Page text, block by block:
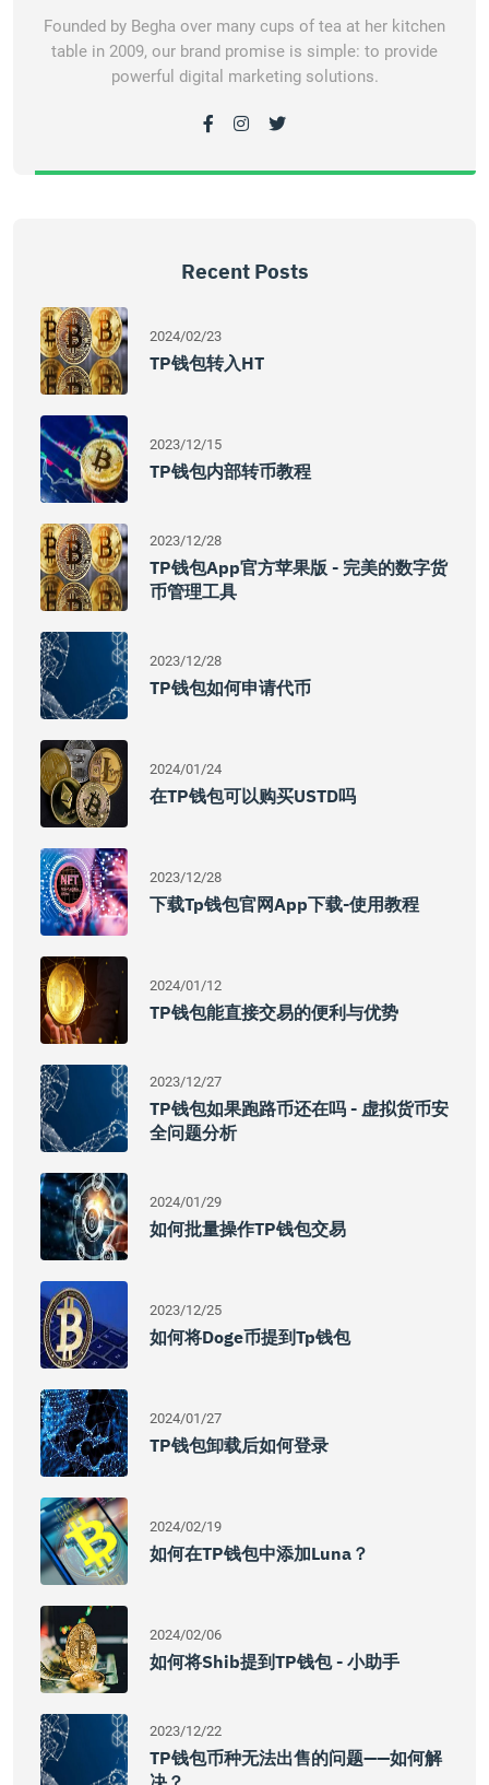
Founded by Begha over many cups of tea at her kitchen
table in 2009, our brand promise is simple: to provide
powerful digital marketing solutions.
Recent Posts
2024/02/23
TP钱包转入HT
2023/12/15
TP钱包内部转币教程
2023/12/28
TP钱包App官方苹果版 - 完美的数字货
币管理工具
2023/12/28
TP钱包如何申请代币
2024/01/24
在TP钱包可以购买USTD吗
2023/12/28
下载tp钱包官网app下载-使用教程
2024/01/12
TP钱包能直接交易的便利与优势
2023/12/27
TP钱包如果跑路币还在吗 - 虚拟货币安
全问题分析
2024/01/29
如何批量操作TP钱包交易
2023/12/25
如何将doge币提到tp钱包
2024/01/27
TP钱包卸载后如何登录
2024/02/19
如何在TP钱包中添加Luna？
2024/02/06
如何将Shib提到TP钱包 - 小助手
2023/12/22
TP钱包币种无法出售的问题——如何解